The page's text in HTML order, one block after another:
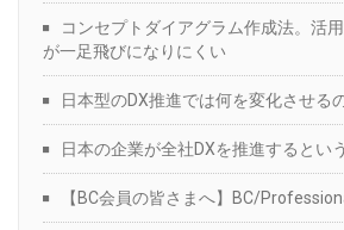
コンセプトダイアグラム作成法。活
が一足飛びになりにくい
日本型のDX推進では何を変化させる
日本の企業が全社DXを推進するとい
【BC会員の皆さまへ】BC/